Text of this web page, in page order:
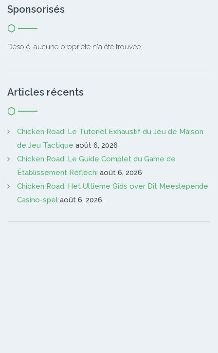
Sponsorisés
Désolé, aucune propriété n'a été trouvée.
Articles récents
Chicken Road: Le Tutoriel Exhaustif du Jeu de Maison
de Jeu Tactique août 6, 2026
Chicken Road: Le Guide Complet du Game de
Établissement Réfléchi août 6, 2026
Chicken Road: Het Ultieme Gids over Dit Meeslepende
Casino-spel août 6, 2026